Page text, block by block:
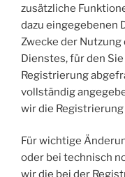
zusätzliche
dazu eingegebenen
Zwecke der
Dienstes, für den
Registrierung
vollständig
wir die
Für wichtige
oder bei technisch
wir die bei der